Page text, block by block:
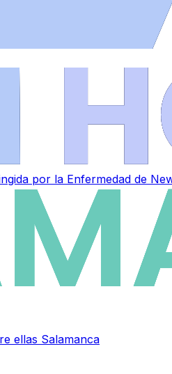
por la Enfermedad de
ellas Salamanca